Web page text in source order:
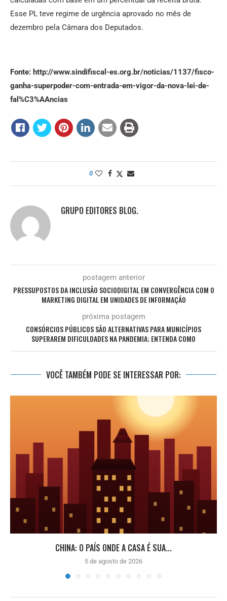
Esse PL teve regime de urgência aprovado no mês de
dezembro pela Câmara dos Deputados.
Fonte: http://www.sindifiscal-es.org.br/noticias/1137/fisco-
ganha-superpoder-com-entrada-em-vigor-da-nova-lei-de-
fal%C3%AAncias
0
GRUPO EDITORES BLOG.
postagem anterior
PRESSUPOSTOS DA INCLUSÃO SOCIODIGITAL EM CONVERGÊNCIA COM O
MARKETING DIGITAL EM UNIDADES DE INFORMAÇÃO
próxima postagem
CONSÓRCIOS PÚBLICOS SÃO ALTERNATIVAS PARA MUNICÍPIOS
SUPERAREM DIFICULDADES NA PANDEMIA; ENTENDA COMO
VOCÊ TAMBÉM PODE SE INTERESSAR POR:
CHINA: O PAÍS ONDE A CASA É SUA...
5 de agosto de 2026